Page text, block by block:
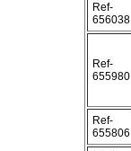
Ref-
656038
Ref-
655980
Ref-
655806